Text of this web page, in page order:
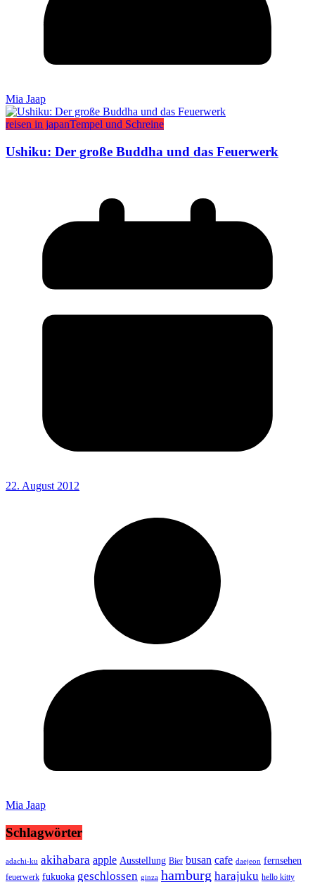
Mia Jaap
reisen in japanTempel und Schreine
Ushiku: Der große Buddha und das Feuerwerk
22. August 2012
Mia Jaap
Schlagwörter
adachi-ku akihabara apple Ausstellung Bier busan cafe daejeon fernsehen
feuerwerk fukuoka geschlossen ginza hamburg harajuku hello kitty